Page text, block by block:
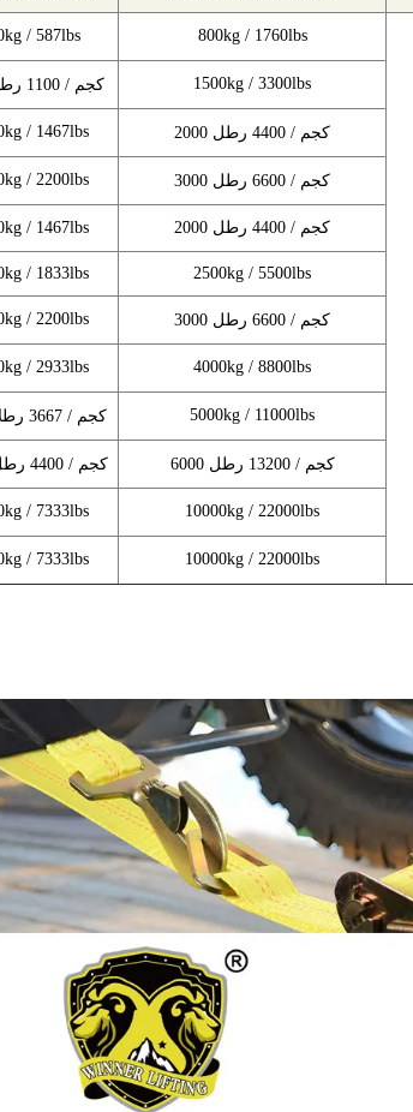
/ 587lbs 800kg / 1760lbs
750 كجم / 1100 رطل 1500kg / 3300lbs
/ 1467lbs 2000 كجم / 4400 رطل
/ 2200lbs 3000 كجم / 6600 رطل
/ 1467lbs 2000 كجم / 4400 رطل
/ 1833lbs 2500kg / 5500lbs
/ 2200lbs 3000 كجم / 6600 رطل
/ 2933lbs 4000kg / 8800lbs
2500 كجم / 3667 رطلاً 5000kg / 11000lbs
3000 كجم / 4400 رطل 6000 كجم / 13200 رطل
/ 7333lbs 10000kg / 22000lbs
/ 7333lbs 10000kg / 22000lbs